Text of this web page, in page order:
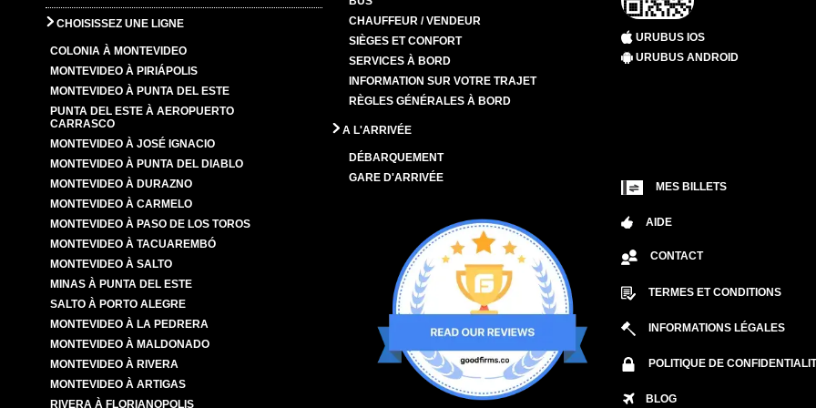
CHOISISSEZ UNE LIGNE
COLONIA À MONTEVIDEO
MONTEVIDEO À PIRIÁPOLIS
MONTEVIDEO À PUNTA DEL ESTE
PUNTA DEL ESTE À AEROPUERTO
CARRASCO
MONTEVIDEO À JOSÉ IGNACIO
MONTEVIDEO À PUNTA DEL DIABLO
MONTEVIDEO À DURAZNO
MONTEVIDEO À CARMELO
MONTEVIDEO À PASO DE LOS TOROS
MONTEVIDEO À TACUAREMBÓ
MONTEVIDEO À SALTO
MINAS À PUNTA DEL ESTE
SALTO À PORTO ALEGRE
MONTEVIDEO À LA PEDRERA
MONTEVIDEO À MALDONADO
MONTEVIDEO À RIVERA
MONTEVIDEO À ARTIGAS
RIVERA À FLORIANOPOLIS
CHAUFFEUR / VENDEUR
SIÈGES ET CONFORT
SERVICES À BORD
INFORMATION SUR VOTRE TRAJET
RÈGLES GÉNÉRALES À BORD
A L'ARRIVÉE
DÉBARQUEMENT
GARE D'ARRIVÉE
URUBUS IOS
URUBUS ANDROID
MES BILLETS
AIDE
CONTACT
TERMES ET CONDITIONS
INFORMATIONS LÉGALES
POLITIQUE DE
BLOG